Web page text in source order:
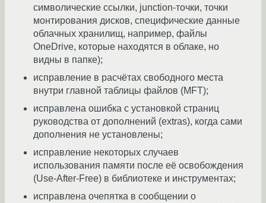
символические ссылки, junction-точки, точки
монтирования дисков, специфические данные
облачных хранилищ, например, файлы
OneDrive, которые находятся в облаке, но
видны в папке);
исправление в расчётах свободного места
внутри главной таблицы файлов (MFT);
исправлена ​​ошибка с установкой страниц
руководства от дополнений (extras), когда сами
дополнения не установлены;
исправление некоторых случаев
использования памяти после её освобождения
(Use-After-Free) в библиотеке и инструментах;
исправлена очепятка в сообщении о